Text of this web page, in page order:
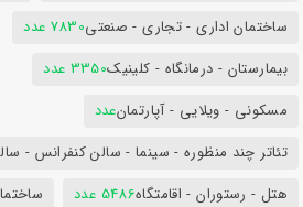
ساختمان اداری - تجاری - صنعتی7830 عدد
بیمارستان - درمانگاه - کلینیک3350 عدد
مسکونی - ویلایی - آپارتمانعدد
تئاتر چند منظوره - سینما - سالن کنفرانس -
هتل - رستوران - اقامتگاه5486 عدد